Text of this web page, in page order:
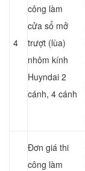
4
công làm
cửa sổ mở
trượt (lùa)
nhôm kính
Huyndai 2
cánh, 4 cánh
Đơn giá thi
công làm